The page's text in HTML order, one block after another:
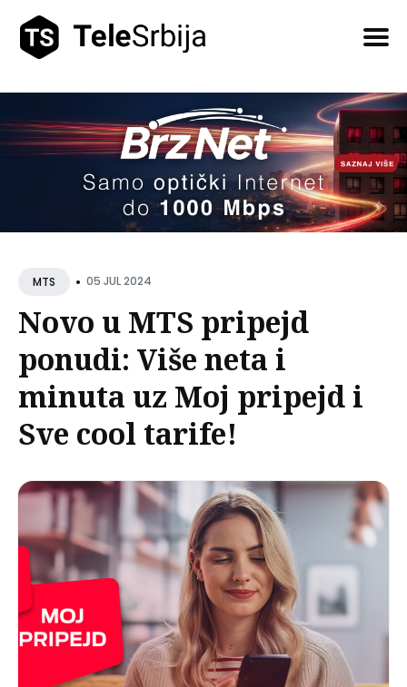
MTS • 05 JUL 2024
Novo u MTS pripejd
ponudi: Više neta i
minuta uz Moj pripejd i
Sve cool tarife!